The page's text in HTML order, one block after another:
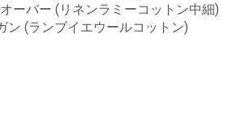
ーバー (リネンラミーコットン中細)
ン (ランブイエウールコットン)